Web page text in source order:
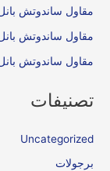
مقاول ساندوتش
مقاول ساندوتش
مقاول ساندوتش
تصنيفات
Uncategorized
برجولات